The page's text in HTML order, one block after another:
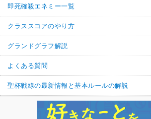
即死確殺エネミー一覧
クラススコアのやり方
グランドグラフ解説
よくある質問
聖杯戦線の最新情報と基本ルールの解説